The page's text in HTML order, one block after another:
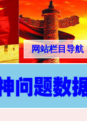
网站栏目导航